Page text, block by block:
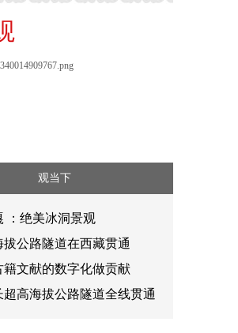
观当下
：绝美冰洞景观
拔公路隧道在西藏贯通
籍文献的数字化做贡献
超高海拔公路隧道全线贯通